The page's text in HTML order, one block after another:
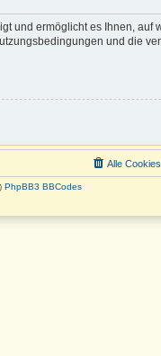
und ermöglicht es Ihnen, auf
und die
Alle
PhpBB3 BBCodes